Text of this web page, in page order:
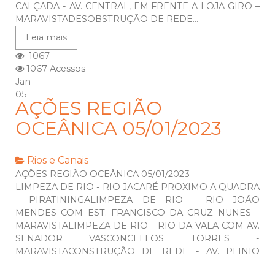
CALÇADA - AV. CENTRAL, EM FRENTE A LOJA GIRO –
MARAVISTADESOBSTRUÇÃO DE REDE...
Leia mais
1067
1067 Acessos
Jan
05
AÇÕES REGIÃO
OCEÂNICA 05/01/2023
Rios e Canais
AÇÕES REGIÃO OCEÂNICA 05/01/2023
LIMPEZA DE RIO - RIO JACARÉ PROXIMO A QUADRA
– PIRATININGALIMPEZA DE RIO - RIO JOÃO
MENDES COM EST. FRANCISCO DA CRUZ NUNES –
MARAVISTALIMPEZA DE RIO - RIO DA VALA COM AV.
SENADOR VASCONCELLOS TORRES -
MARAVISTACONSTRUÇÃO DE REDE - AV. PLINIO